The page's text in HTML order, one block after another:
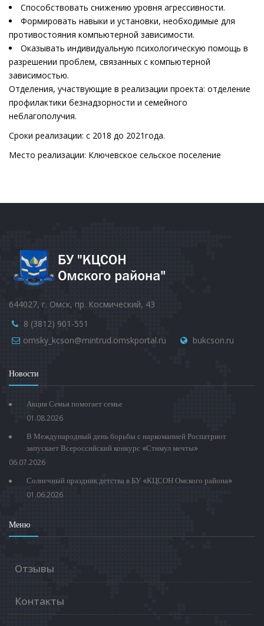
Способствовать снижению уровня агрессивности.
Формировать навыки и установки, необходимые для
противостояния компьютерной зависимости.
Оказывать индивидуальную психологическую помощь в
разрешении проблем, связанных с компьютерной
зависимостью.
Отделения, участвующие в реализации проекта: отделение
профилактики безнадзорности и семейного
неблагополучия.
Сроки реализации: с 2018 до 2021года.
Место реализации: Ключевское сельское поселение
644027, г. Омск, пр. Космический, 43
8 (3812) 901-551
omsky_kcson@mintrud.omskportal.ru
bukcson.ru
Новости
Акция Семья помогает семье
01.08.2026
В Международный день борьбы с наркоманией Роспатриот
запускает Всероссийский конкурс «Стимул мечты»
06.07.2026
Солнечный праздник детства в БУ «КЦСОН Омского района»
01.06.2026
Меню
Отзывы
Контакты